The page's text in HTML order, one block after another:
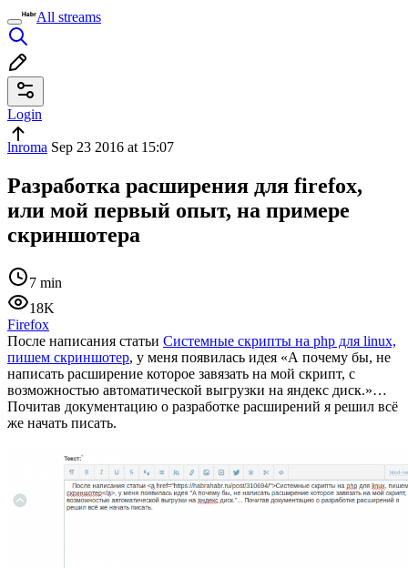
All streams
Login
lnroma Sep 23 2016 at 15:07
Разработка расширения для firefox,
или мой первый опыт, на примере
скриншотера
7 min
18K
Firefox
После написания статьи Системные скрипты на php для linux,
пишем скриншотер, у меня появилась идея «А почему бы, не
написать расширение которое завязать на мой скрипт, с
возможностью автоматической выгрузки на яндекс диск.»…
Почитав документацию о разработке расширений я решил всё
же начать писать.